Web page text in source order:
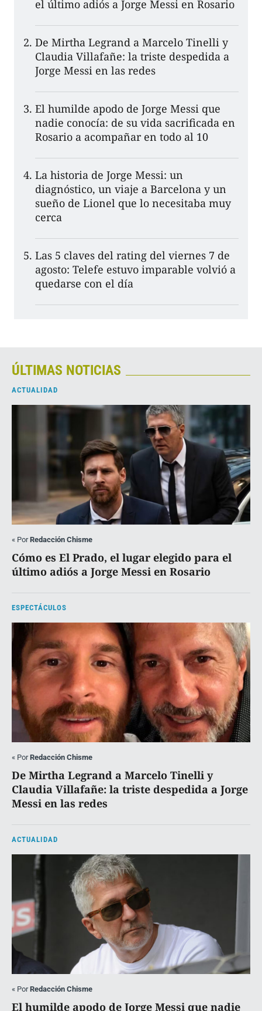
el último adiós a Jorge Messi en Rosario
De Mirtha Legrand a Marcelo Tinelli y
Claudia Villafañe: la triste despedida a
Jorge Messi en las redes
El humilde apodo de Jorge Messi que
nadie conocía: de su vida sacrificada en
Rosario a acompañar en todo al 10
La historia de Jorge Messi: un
diagnóstico, un viaje a Barcelona y un
sueño de Lionel que lo necesitaba muy
cerca
Las 5 claves del rating del viernes 7 de
agosto: Telefe estuvo imparable volvió a
quedarse con el día
ÚLTIMAS NOTICIAS
ACTUALIDAD
« PorRedacción Chisme
Cómo es El Prado, el lugar elegido para el
último adiós a Jorge Messi en Rosario
ESPECTÁCULOS
« PorRedacción Chisme
De Mirtha Legrand a Marcelo Tinelli y
Claudia Villafañe: la triste despedida a Jorge
Messi en las redes
ACTUALIDAD
« PorRedacción Chisme
El humilde apodo de Jorge Messi que nadie